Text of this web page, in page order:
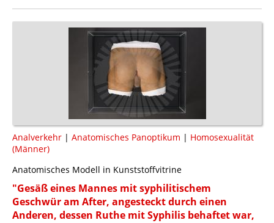
Analverkehr | Anatomisches Panoptikum | Homosexualität
(Männer)
Anatomisches Modell in Kunststoffvitrine
"Gesäß eines Mannes mit syphilitischem
Geschwür am After, angesteckt durch einen
Anderen, dessen Ruthe mit Syphilis behaftet war,